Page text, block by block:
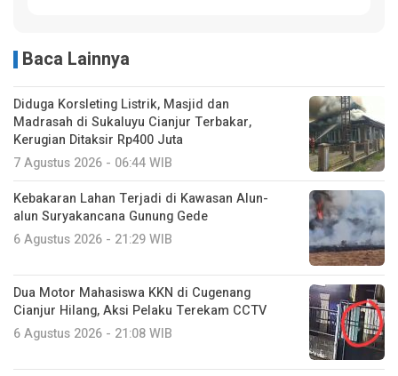
Baca Lainnya
Diduga Korsleting Listrik, Masjid dan
Madrasah di Sukaluyu Cianjur Terbakar,
Kerugian Ditaksir Rp400 Juta
7 Agustus 2026 - 06:44 WIB
Kebakaran Lahan Terjadi di Kawasan Alun-
alun Suryakancana Gunung Gede
6 Agustus 2026 - 21:29 WIB
Dua Motor Mahasiswa KKN di Cugenang
Cianjur Hilang, Aksi Pelaku Terekam CCTV
6 Agustus 2026 - 21:08 WIB